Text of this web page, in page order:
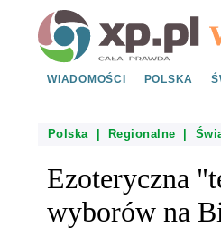
WIADOMOŚCI POLSKA
Polska| Regionalne
Ezoteryczna
wyborów na